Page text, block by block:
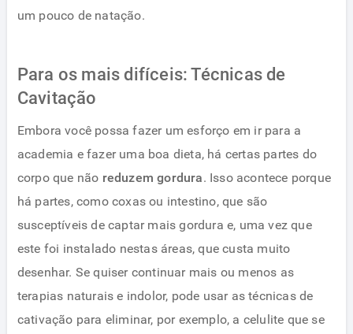
um pouco de natação.
Para os mais difíceis: Técnicas de
Cavitação
Embora você possa fazer um esforço em ir para a
academia e fazer uma boa dieta, há certas partes do
corpo que não reduzem gordura. Isso acontece porque
há partes, como coxas ou intestino, que são
susceptíveis de captar mais gordura e, uma vez que
este foi instalado nestas áreas, que custa muito
desenhar. Se quiser continuar mais ou menos as
terapias naturais e indolor, pode usar as técnicas de
cativação para eliminar, por exemplo, a celulite que se